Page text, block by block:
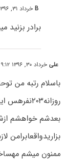
Bخرداد ۳۱, ۱۳۹۶ at ۸:۴۴ ق٫ظ
برادر بزنید
علی خرداد ۳۰, ۱۳۹۶ at ۹:۱۲ ق٫ظ
بعدشم خواهشم
بزاریدواقعابرامن
ممنون میشم